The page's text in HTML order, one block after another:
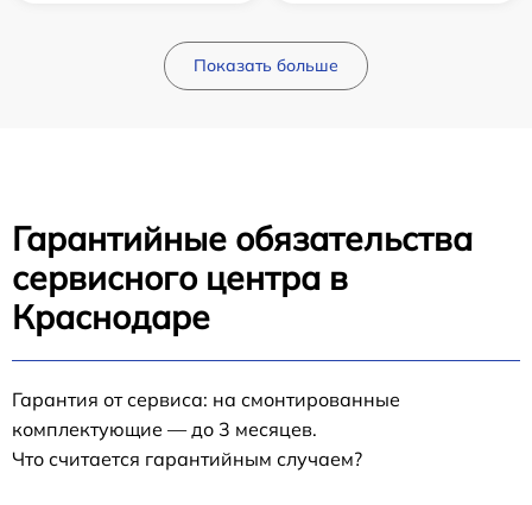
Показать больше
Гарантийные обязательства
сервисного центра в
Краснодаре
Гарантия от сервиса: на смонтированные
комплектующие — до 3 месяцев.
Что считается гарантийным случаем?